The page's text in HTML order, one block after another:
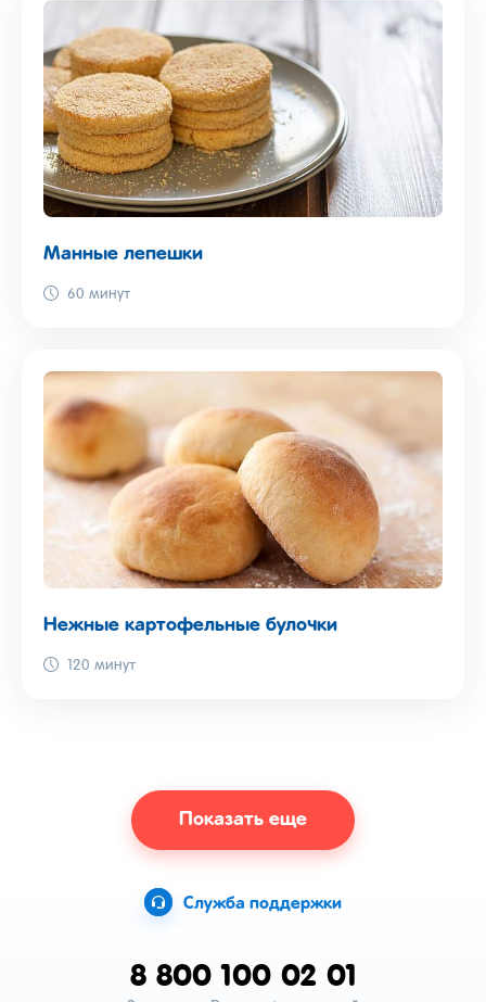
Манные лепешки
60 минут
Нежные картофельные булочки
120 минут
Показать еще
Служба поддержки
8 800 100 02 01